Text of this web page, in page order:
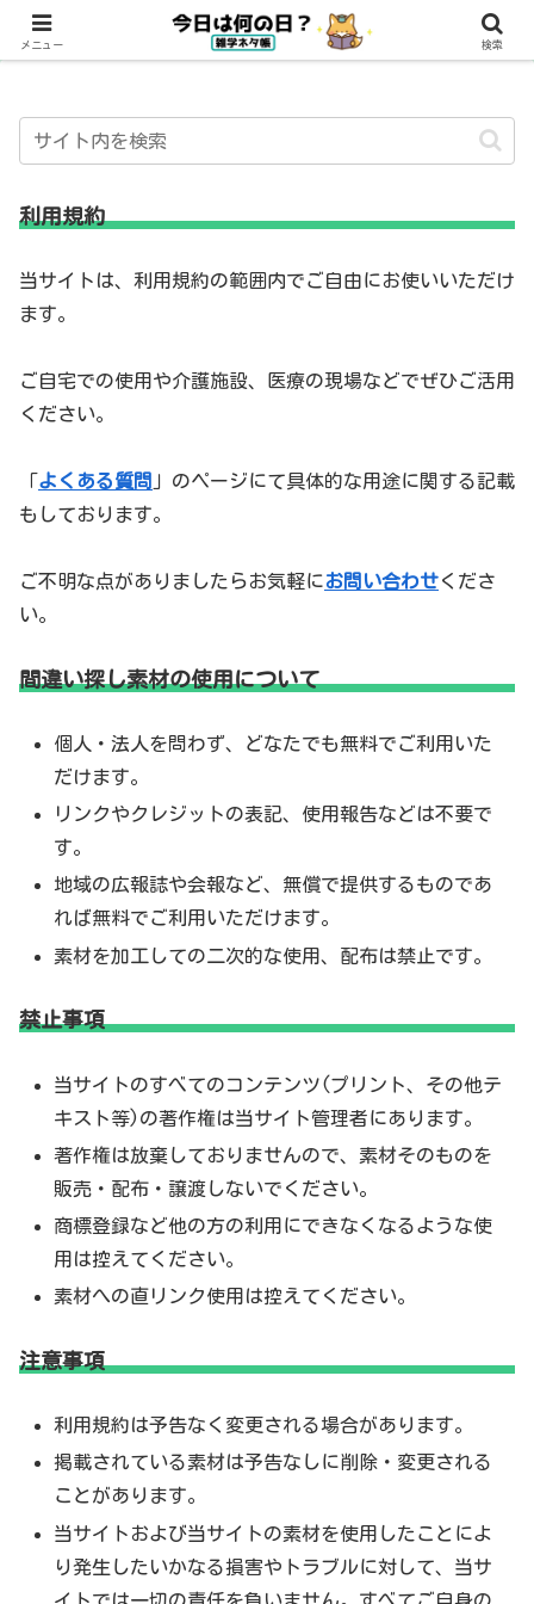
利用規約
当サイトは、利用規約の範囲内でご自由にお使いいただけ
ます。
ご自宅での使用や介護施設、医療の現場などでぜひご活用
ください。
「よくある質問 」のページにて具体的な用途に関する記載
もしております。
ご不明な点がありましたらお気軽にお問い合わせくださ
い。
間違い探し素材の使用について
個人・法人を問わず、どなたでも無料でご利用いた
だけます。
リンクやクレジットの表記、使用報告などは不要で
す。
地域の広報誌や会報など、無償で提供するものであ
れば無料でご利用いただけます。
素材を加工しての二次的な使用、配布は禁止です。
禁止事項
当サイトのすべてのコンテンツ(プリント、その他テ
キスト等)の著作権は当サイト管理者にあります。
著作権は放棄しておりませんので、素材そのものを
販売・配布・譲渡しないでください。
商標登録など他の方の利用にできなくなるような使
用は控えてください。
素材への直リンク使用は控えてください。
注意事項
利用規約は予告なく変更される場合があります。
掲載されている素材は予告なしに削除・変更される
ことがあります。
当サイトおよび当サイトの素材を使用したことによ
り発生したいかなる損害やトラブルに対して、当サ
イトでは一切の責任を負いません。すべてご自身の
メニュー 検索